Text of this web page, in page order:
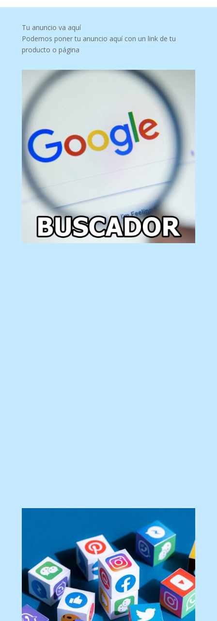
Tu anuncio va aquí
Podemos poner tu anuncio aquí con un link de tu
producto o página